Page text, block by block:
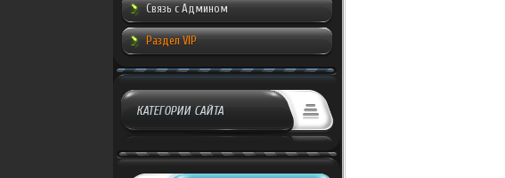
Связь с Админом
Раздел VIP
КАТЕГОРИИ САЙТА